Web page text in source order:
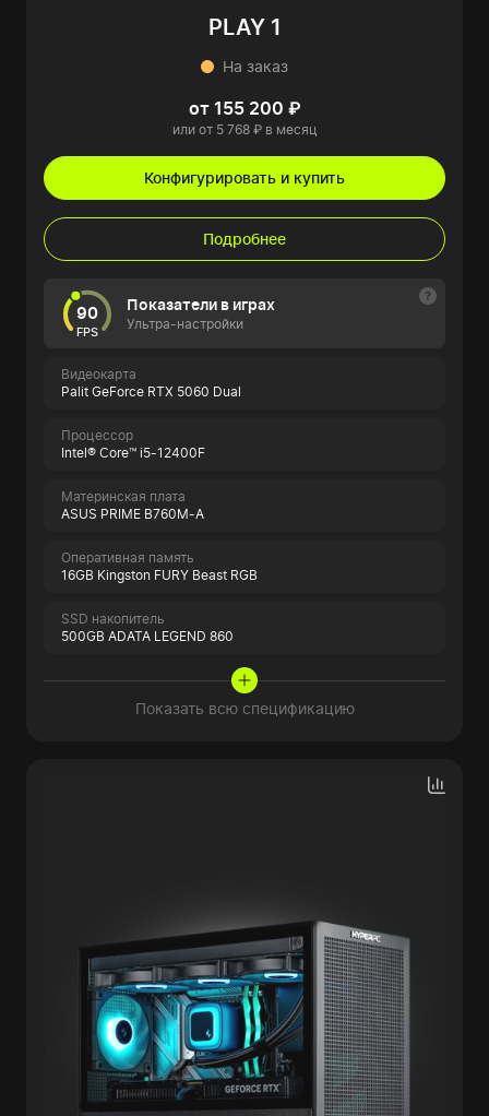
PLAY 1
На заказ
от 155 200 ₽
или от 5 768 ₽ в месяц
Конфигурировать и купить
Подробнее
90
FPS
Показатели в играх
Ультра-настройки
Видеокарта
Palit GeForce RTX 5060 Dual
Процессор
Intel® Core™ i5-12400F
Материнская плата
ASUS PRIME B760M-A
Оперативная память
16GB Kingston FURY Beast RGB
SSD накопитель
500GB ADATA LEGEND 860
Показать всю спецификацию